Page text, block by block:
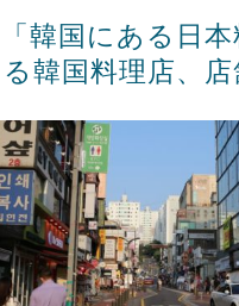
livedoor 相互RSS
韓国にある日本
韓国料理店、店